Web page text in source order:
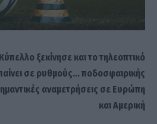
ξεκίνησε και το τηλεοπτικό
σε ρυθμούς… ποδοσφαιρικής
αναμετρήσεις σε Ευρώπη
και Αμερική